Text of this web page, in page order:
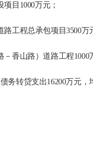
目1000万元；
工程总承包项目3500万
香山路）道路工程1000
务转贷支出16200万元，